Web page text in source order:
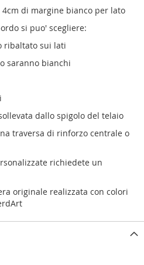
di margine bianco per lato
si puo' scegliere:
ribaltato sui lati
saranno bianchi
dallo spigolo del telaio
traversa di rinforzo centrale o
richiedete un
originale realizzata con colori